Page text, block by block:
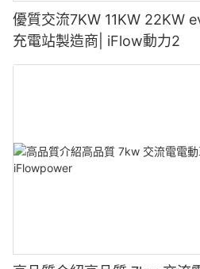
優質交流7KW 11KW 22KW
充電站製造商| iFlow動力2